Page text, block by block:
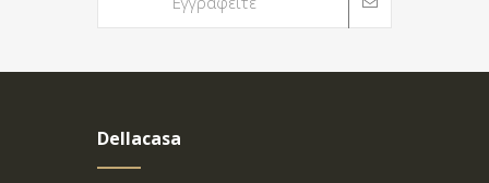
Dellacasa